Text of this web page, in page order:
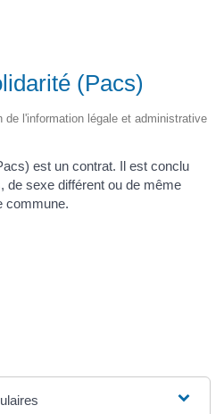
(Pacs)
de l'information légale et administrative
est un contrat. Il est conclu
de sexe différent ou de même
commune.